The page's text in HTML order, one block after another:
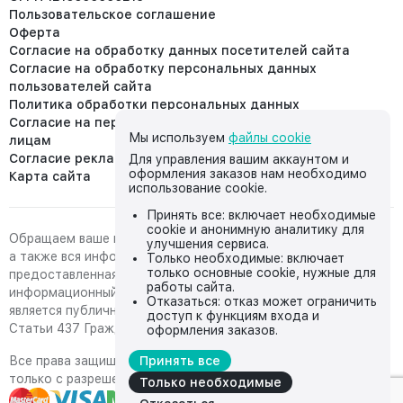
Пользовательское соглашение
Оферта
Согласие на обработку данных посетителей сайта
Согласие на обработку персональных данных
пользователей сайта
Политика обработки персональных данных
Согласие на передачу персональных данных третьим
лицам
Согласие реклама
Карта сайта
Обращаем ваше внимание на то, что данный интернет-сайт,
а также вся информация о товарах и ценах,
предоставленная на нём, носит исключительно
информационный характер и ни при каких условиях не
является публичной офертой, определяемой положениями
Статьи 437 Гражданского кодекса Российской Федерации.
Все права защищены, любое копирование с сайта возможно
только с разрешения владельца сайта
Мы используем файлы cookie
Для управления вашим аккаунтом и
оформления заказов нам необходимо
использование cookie.
Принять все: включает необходимые
cookie и анонимную аналитику для
улучшения сервиса.
Только необходимые: включает
только основные cookie, нужные для
работы сайта.
Отказаться: отказ может ограничить
доступ к функциям входа и
оформления заказов.
Принять все
Только необходимые